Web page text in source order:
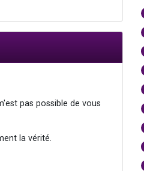
pas possible de vous
la vérité.